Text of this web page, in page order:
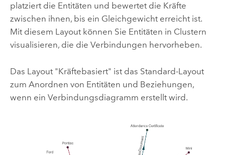
platziert die Entitäten und bewertet die Kräfte
zwischen ihnen, bis ein Gleichgewicht erreicht ist.
Mit diesem Layout können Sie Entitäten in Clustern
visualisieren, die die Verbindungen hervorheben.
Das Layout "Kräftebasiert" ist das Standard-Layout
zum Anordnen von Entitäten und Beziehungen,
wenn ein Verbindungsdiagramm erstellt wird.